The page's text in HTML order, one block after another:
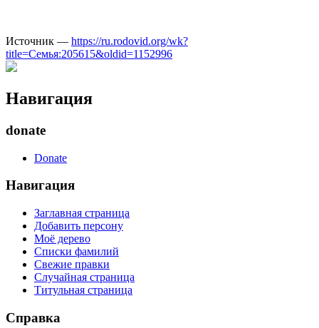
Источник — https://ru.rodovid.org/wk?
title=Семья:205615&oldid=1152996
Навигация
donate
Donate
Навигация
Заглавная страница
Добавить персону
Моё дерево
Списки фамилий
Свежие правки
Случайная страница
Титульная страница
Справка